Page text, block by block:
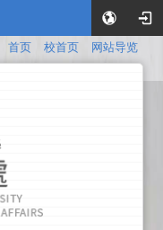
首页 校首页 网站导览